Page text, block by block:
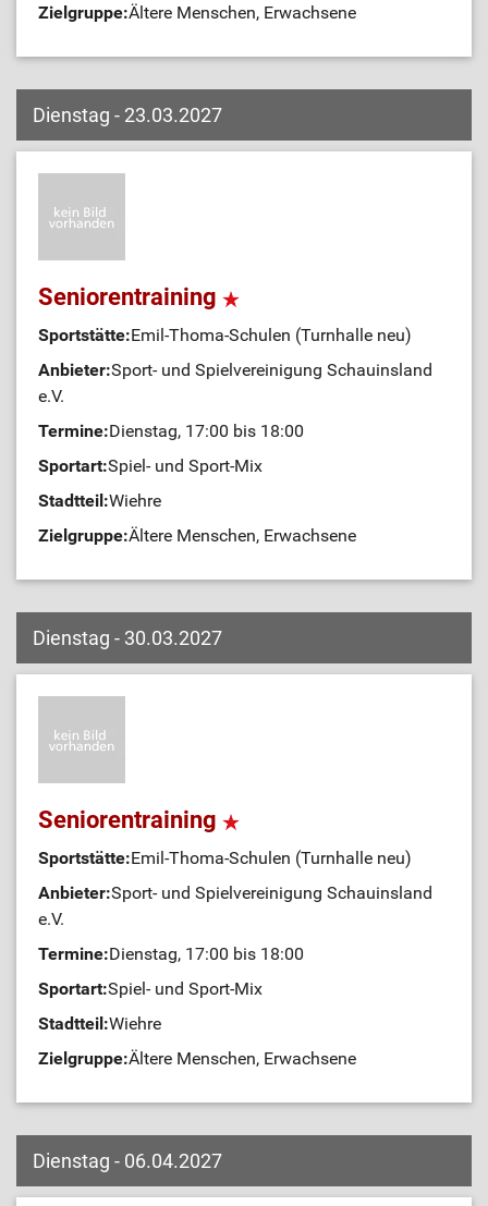
Zielgruppe:Ältere Menschen, Erwachsene
Dienstag - 23.03.2027
Seniorentraining
Sportstätte:Emil-Thoma-Schulen (Turnhalle neu)
Anbieter:Sport- und Spielvereinigung Schauinsland
e.V.
Termine:Dienstag, 17:00 bis 18:00
Sportart:Spiel- und Sport-Mix
Stadtteil:Wiehre
Zielgruppe:Ältere Menschen, Erwachsene
Dienstag - 30.03.2027
Seniorentraining
Sportstätte:Emil-Thoma-Schulen (Turnhalle neu)
Anbieter:Sport- und Spielvereinigung Schauinsland
e.V.
Termine:Dienstag, 17:00 bis 18:00
Sportart:Spiel- und Sport-Mix
Stadtteil:Wiehre
Zielgruppe:Ältere Menschen, Erwachsene
Dienstag - 06.04.2027